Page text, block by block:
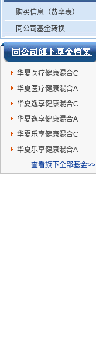
购买信息（费率表）
同公司基金转换
华夏医疗健康混合C
华夏医疗健康混合A
华夏逸享健康混合C
华夏逸享健康混合A
华夏乐享健康混合C
华夏乐享健康混合A
查看旗下全部基金>>